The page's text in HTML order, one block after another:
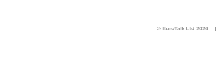
© EuroTalk Ltd 2026 |